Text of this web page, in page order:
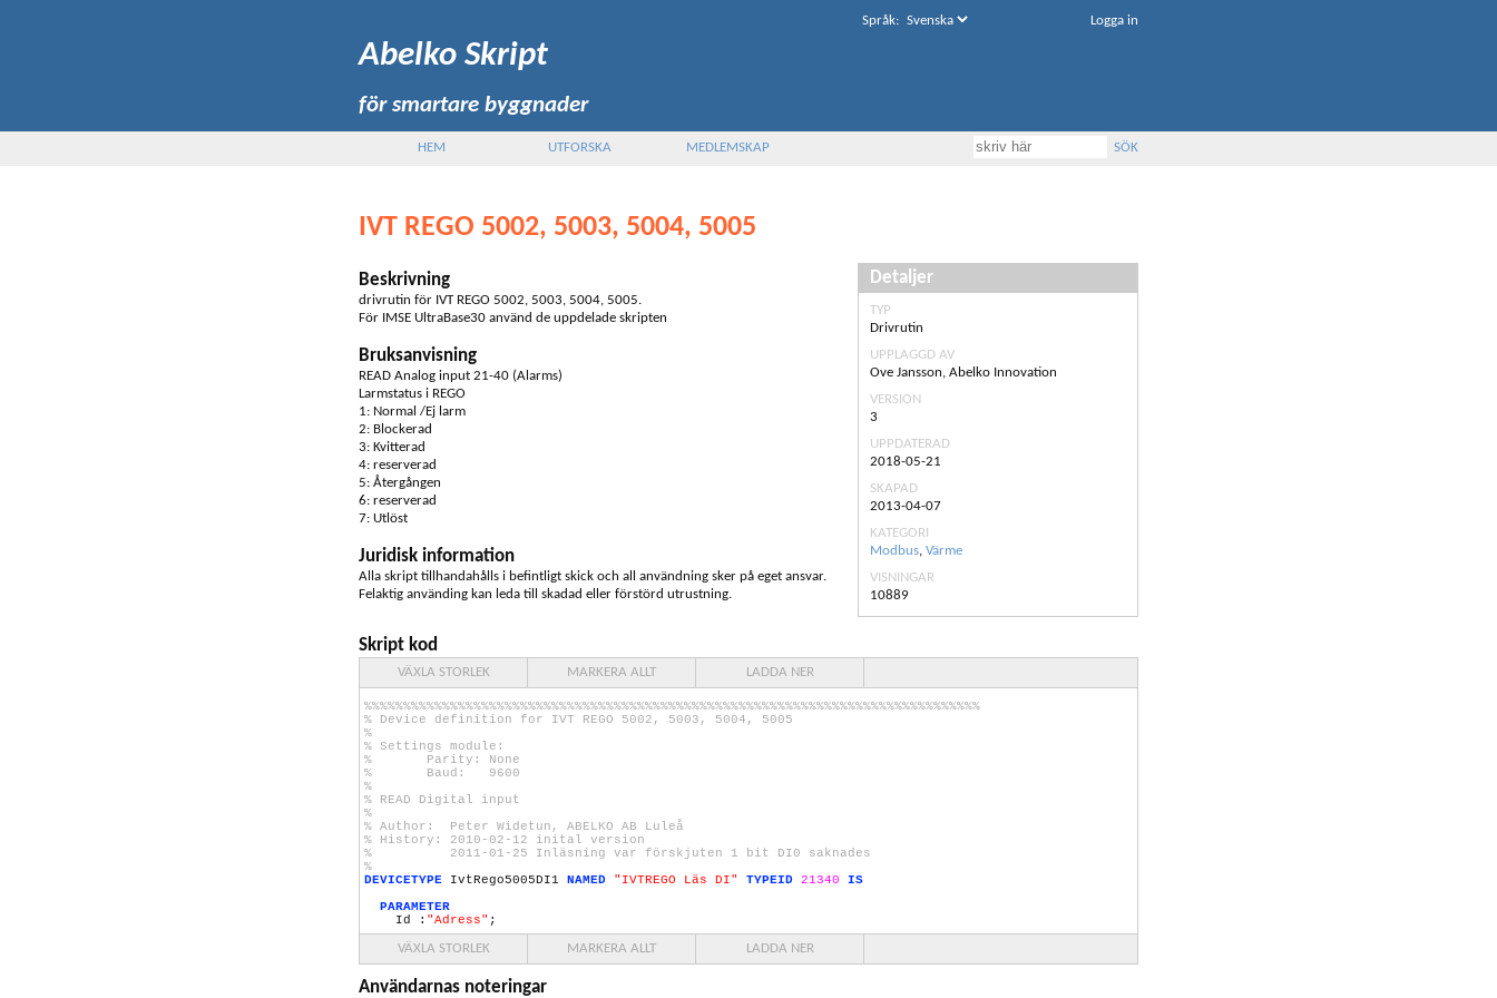
Språk: Logga in
Abelko Skript
för smartare byggnader
HEM UTFORSKA MEDLEMSKAP SÖK
IVT REGO 5002, 5003, 5004, 5005
Detaljer
TYP
Drivrutin
UPPLAGGD AV
Ove Jansson, Abelko Innovation
VERSION
3
UPPDATERAD
2018-05-21
SKAPAD
2013-04-07
KATEGORI
Modbus, Värme
VISNINGAR
10889
Beskrivning
drivrutin för IVT REGO 5002, 5003, 5004, 5005.
För IMSE UltraBase30 använd de uppdelade skripten
Bruksanvisning
READ Analog input 21-40 (Alarms)
Larmstatus i REGO
1: Normal /Ej larm
2: Blockerad
3: Kvitterad
4: reserverad
5: Återgången
6: reserverad
7: Utlöst
Juridisk information
Alla skript tillhandahålls i befintligt skick och all användning sker på eget ansvar.
Felaktig använding kan leda till skadad eller förstörd utrustning.
Skript kod
VÄXLA STORLEK MARKERA ALLT LADDA NER
%%%%%%%%%%%%%%%%%%%%%%%%%%%%%%%%%%%%%%%%%%%%%%%%%%%%%%%%%%%%%%%%%%%%%%%%%%%%%%%
% Device definition for IVT REGO 5002 , 5003 , 5004 , 5005
%
% Settings module:
% Parity: None
% Baud: 9600
%
% READ Digital input
%
% Author: Peter Widetun, ABELKO AB Luleå
% History: 2010 -02 - 12 inital version
% 2011 -01 - 25 Inläsning var förskjuten 1 bit DI0 saknades
%
DEVICETYPE IvtRego5005DI1 NAMED "IVTREGO Läs DI" TYPEID 21340
IS
PARAMETER
Id : "Adress" ;
PUBLIC
%DI1 :"Låg tryck värme"
VÄXLA STORLEK MARKERA ALLT LADDA NER
Användarnas noteringar